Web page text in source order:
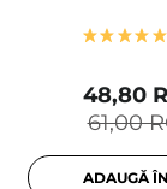
61,00
48,80
ADAUGĂ